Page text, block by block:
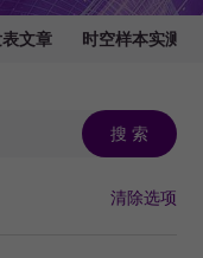
表文章 时空样本实测数
搜 索
清除选项